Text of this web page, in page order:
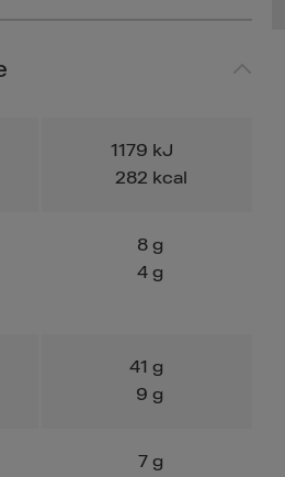
1179 kJ
282 kcal
8 g
4 g
41 g
9 g
7 g